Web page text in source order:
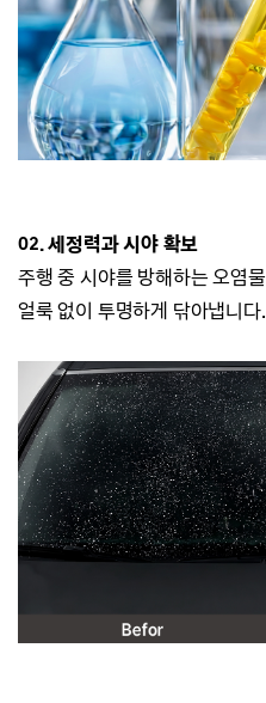
02. 세정력과 시야 확보
주행 중 시야를 방해하는 오염
얼룩 없이 투명하게 닦아냅니다.